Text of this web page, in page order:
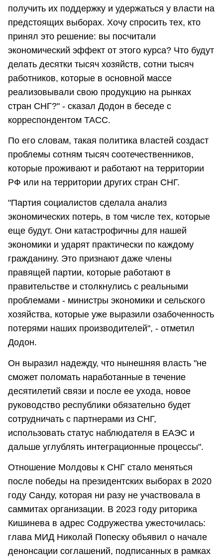
получить их поддержку и удержаться у власти на
предстоящих выборах. Хочу спросить тех, кто
принял это решение: вы посчитали
экономический эффект от этого курса? Что будут
делать десятки тысяч хозяйств, сотни тысяч
работников, которые в основной массе
реализовывали свою продукцию на рынках
стран СНГ?" - сказал Додон в беседе с
корреспондентом ТАСС.
По его словам, такая политика властей создаст
проблемы сотням тысяч соотечественников,
которые проживают и работают на территории
РФ или на территории других стран СНГ.
"Партия социалистов сделала анализ
экономических потерь, в том числе тех, которые
еще будут. Они катастрофичны для нашей
экономики и ударят практически по каждому
гражданину. Это признают даже члены
правящей партии, которые работают в
правительстве и столкнулись с реальными
проблемами - министры экономики и сельского
хозяйства, которые уже выразили озабоченность
потерями наших производителей", - отметил
Додон.
Он выразил надежду, что нынешняя власть "не
сможет поломать наработанные в течение
десятилетий связи и после ее ухода, новое
руководство республики обязательно будет
сотрудничать с партнерами из СНГ,
использовать статус наблюдателя в ЕАЭС и
дальше углублять интеграционные процессы".
Отношение Молдовы к СНГ стало меняться
после победы на президентских выборах в 2020
году Санду, которая ни разу не участвовала в
саммитах организации. В 2023 году риторика
Кишинева в адрес Содружества ужесточилась:
глава МИД Николай Попеску объявил о начале
денонсации соглашений, подписанных в рамках